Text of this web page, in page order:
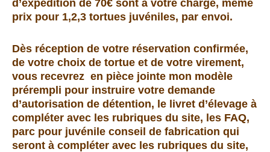
d’expédition de 70€ sont à votre charge, même
prix pour 1,2,3 tortues juvéniles, par envoi.
Dès réception de votre réservation confirmée,
de votre choix de tortue et de votre virement,
vous recevrez en pièce jointe mon modèle
prérempli pour instruire votre demande
d’autorisation de détention, le livret d’élevage à
compléter avec les rubriques du site, les FAQ,
parc pour juvénile conseil de fabrication qui
seront à compléter avec les rubriques du site,